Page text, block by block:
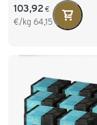
103,92 €
€/kg 64,15